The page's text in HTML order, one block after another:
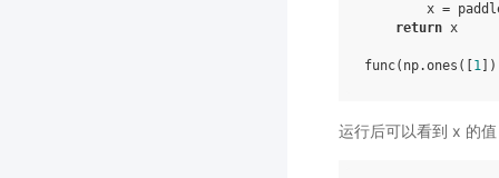
x =
return x
func( np.ones ([ 1
运行后可以看到 x 的